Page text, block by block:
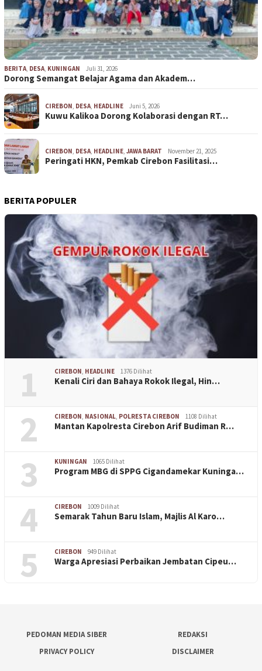
BERITA, DESA, KUNINGAN Juli 31, 2026
Dorong Semangat Belajar Agama dan Akadem…
CIREBON, DESA, HEADLINE Juni 5, 2026
Kuwu Kalikoa Dorong Kolaborasi dengan RT…
CIREBON, DESA, HEADLINE, JAWA BARAT November 21, 2025
Peringati HKN, Pemkab Cirebon Fasilitasi…
BERITA POPULER
1 CIREBON, HEADLINE 1376 Dilihat
Kenali Ciri dan Bahaya Rokok Ilegal, Hin…
2 CIREBON, NASIONAL, POLRESTA CIREBON 1108 Dilihat
Mantan Kapolresta Cirebon Arif Budiman R…
3 KUNINGAN 1065 Dilihat
Program MBG di SPPG Cigandamekar Kuninga…
4 CIREBON 1009 Dilihat
Semarak Tahun Baru Islam, Majlis Al Karo…
5 CIREBON 949 Dilihat
Warga Apresiasi Perbaikan Jembatan Cipeu…
PEDOMAN MEDIA SIBER
REDAKSI
PRIVACY POLICY
DISCLAIMER